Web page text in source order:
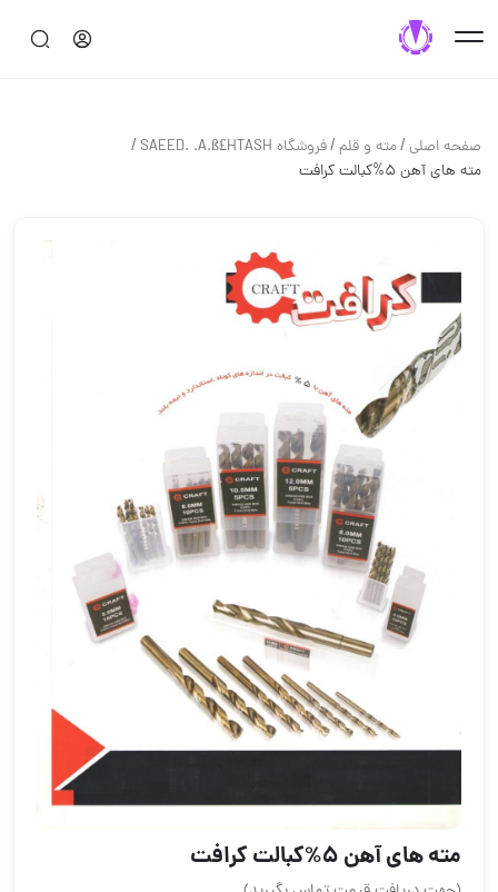
صفحه اصلی/مته و قلم/فروشگاه SAEED. .A.ß£HTASH /
مته های آهن ۵%کبالت کرافت
مته های آهن ۵%کبالت کرافت